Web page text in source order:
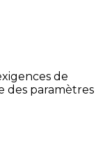
de
des paramètres